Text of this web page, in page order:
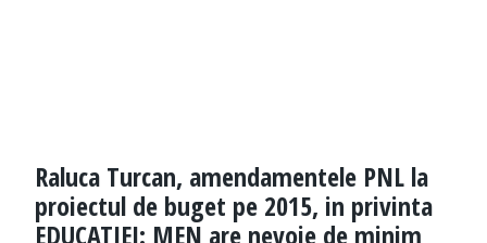
Raluca Turcan, amendamentele PNL la
proiectul de buget pe 2015, in privinta
EDUCATIEI: MEN are nevoie de minim